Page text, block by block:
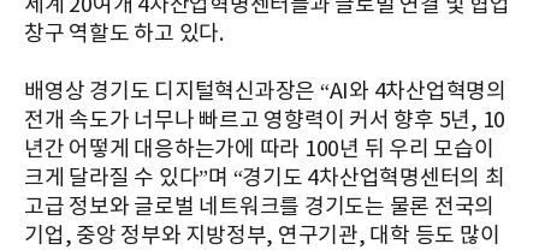
세계 20여개 4차산업혁명센터들과 글로벌 연결 및 협업
창구 역할도 하고 있다.
배영상 경기도 디지털혁신과장은 “AI와 4차산업혁명의
전개 속도가 너무나 빠르고 영향력이 커서 향후 5년, 10
년간 어떻게 대응하는가에 따라 100년 뒤 우리 모습이
크게 달라질 수 있다”며 “경기도 4차산업혁명센터의 최
고급 정보와 글로벌 네트워크를 경기도는 물론 전국의
기업, 중앙 정부와 지방정부, 연구기관, 대학 등도 많이